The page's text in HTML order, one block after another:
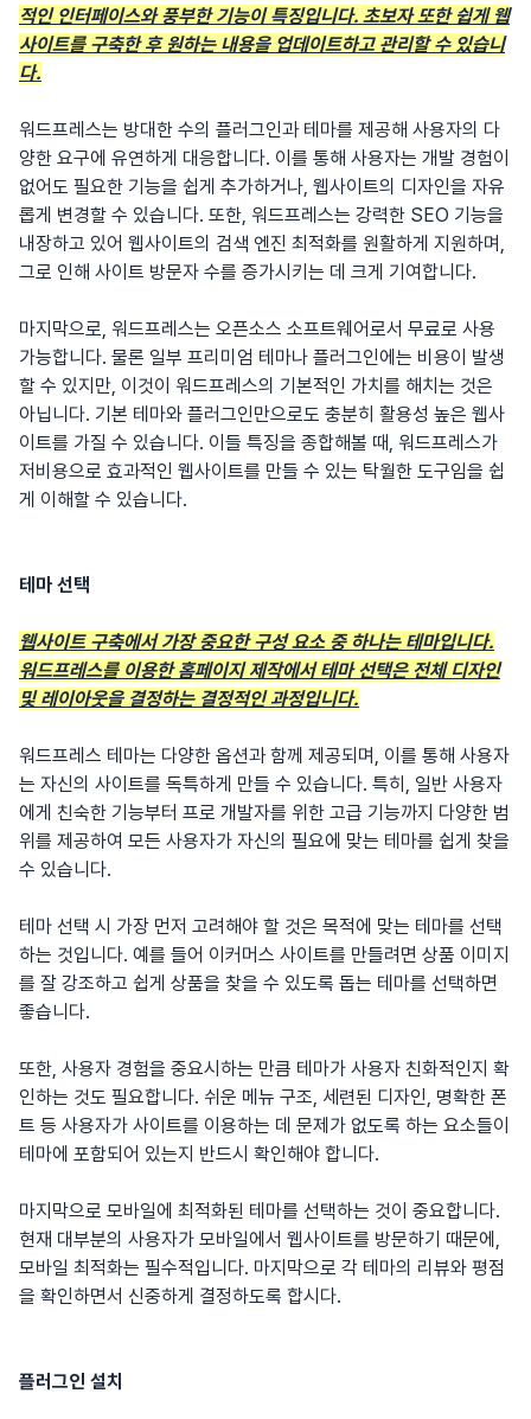
적인 인터페이스와 풍부한 기능이 특징입니다. 초보자 또한 쉽게 웹
사이트를 구축한 후 원하는 내용을 업데이트하고 관리할 수 있습니
다.
워드프레스는 방대한 수의 플러그인과 테마를 제공해 사용자의 다
양한 요구에 유연하게 대응합니다. 이를 통해 사용자는 개발 경험이
없어도 필요한 기능을 쉽게 추가하거나, 웹사이트의 디자인을 자유
롭게 변경할 수 있습니다. 또한, 워드프레스는 강력한 SEO 기능을
내장하고 있어 웹사이트의 검색 엔진 최적화를 원활하게 지원하며,
그로 인해 사이트 방문자 수를 증가시키는 데 크게 기여합니다.
마지막으로, 워드프레스는 오픈소스 소프트웨어로서 무료로 사용
가능합니다. 물론 일부 프리미엄 테마나 플러그인에는 비용이 발생
할 수 있지만, 이것이 워드프레스의 기본적인 가치를 해치는 것은
아닙니다. 기본 테마와 플러그인만으로도 충분히 활용성 높은 웹사
이트를 가질 수 있습니다. 이들 특징을 종합해볼 때, 워드프레스가
저비용으로 효과적인 웹사이트를 만들 수 있는 탁월한 도구임을 쉽
게 이해할 수 있습니다.
테마 선택
웹사이트 구축에서 가장 중요한 구성 요소 중 하나는 테마입니다.
워드프레스를 이용한 홈페이지 제작에서 테마 선택은 전체 디자인
및 레이아웃을 결정하는 결정적인 과정입니다.
워드프레스 테마는 다양한 옵션과 함께 제공되며, 이를 통해 사용자
는 자신의 사이트를 독특하게 만들 수 있습니다. 특히, 일반 사용자
에게 친숙한 기능부터 프로 개발자를 위한 고급 기능까지 다양한 범
위를 제공하여 모든 사용자가 자신의 필요에 맞는 테마를 쉽게 찾을
수 있습니다.
테마 선택 시 가장 먼저 고려해야 할 것은 목적에 맞는 테마를 선택
하는 것입니다. 예를 들어 이커머스 사이트를 만들려면 상품 이미지
를 잘 강조하고 쉽게 상품을 찾을 수 있도록 돕는 테마를 선택하면
좋습니다.
또한, 사용자 경험을 중요시하는 만큼 테마가 사용자 친화적인지 확
인하는 것도 필요합니다. 쉬운 메뉴 구조, 세련된 디자인, 명확한 폰
트 등 사용자가 사이트를 이용하는 데 문제가 없도록 하는 요소들이
테마에 포함되어 있는지 반드시 확인해야 합니다.
마지막으로 모바일에 최적화된 테마를 선택하는 것이 중요합니다.
현재 대부분의 사용자가 모바일에서 웹사이트를 방문하기 때문에,
모바일 최적화는 필수적입니다. 마지막으로 각 테마의 리뷰와 평점
을 확인하면서 신중하게 결정하도록 합시다.
플러그인 설치